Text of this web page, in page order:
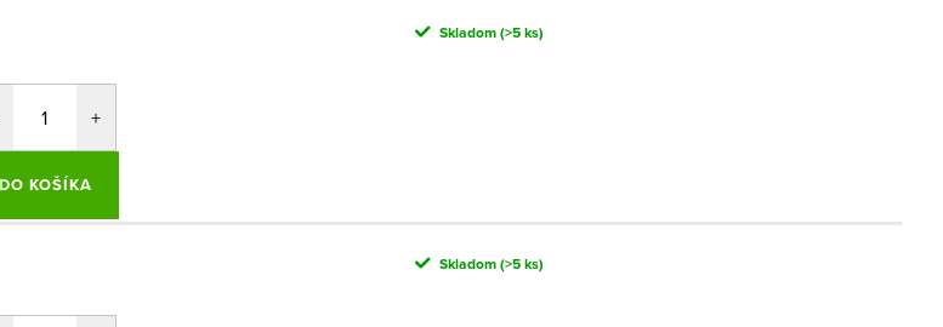
Skladom(>5 ks)
DO KOŠÍKA
Skladom(>5 ks)